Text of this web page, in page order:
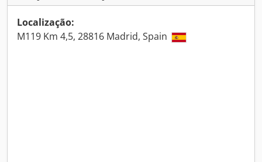
Localização:
M119 Km 4,5, 28816 Madrid, Spain